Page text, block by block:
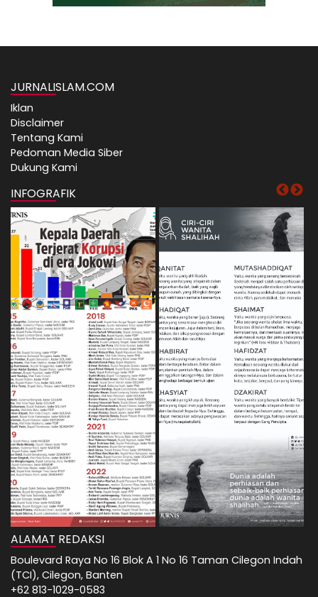
JURNALISLAM.COM
Iklan
Disclaimer
Tentang Kami
Pedoman Media Siber
Dukung Kami
INFOGRAFIK
ALAMAT REDAKSI
Boulevard Raya No 16 Blok A 1 No 16 Taman Cilegon Indah
(TCI), Cilegon, Banten
+62 813-1029-0583